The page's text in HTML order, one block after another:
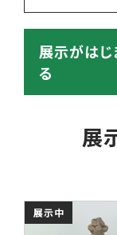
展示がは
る
展
展示中